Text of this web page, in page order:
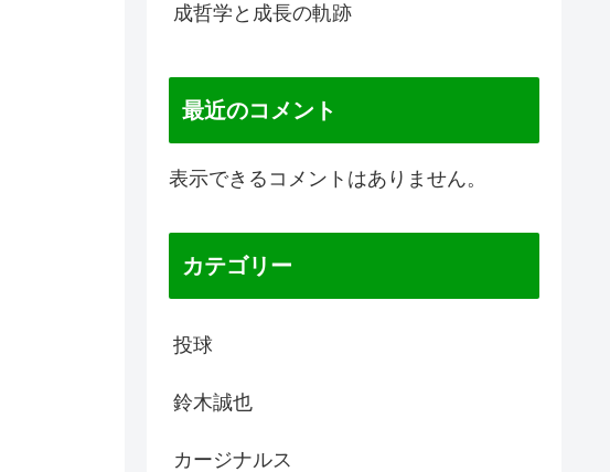
成哲学と成長の軌跡
最近のコメント
表示できるコメントはありません。
カテゴリー
投球
鈴木誠也
カージナルス